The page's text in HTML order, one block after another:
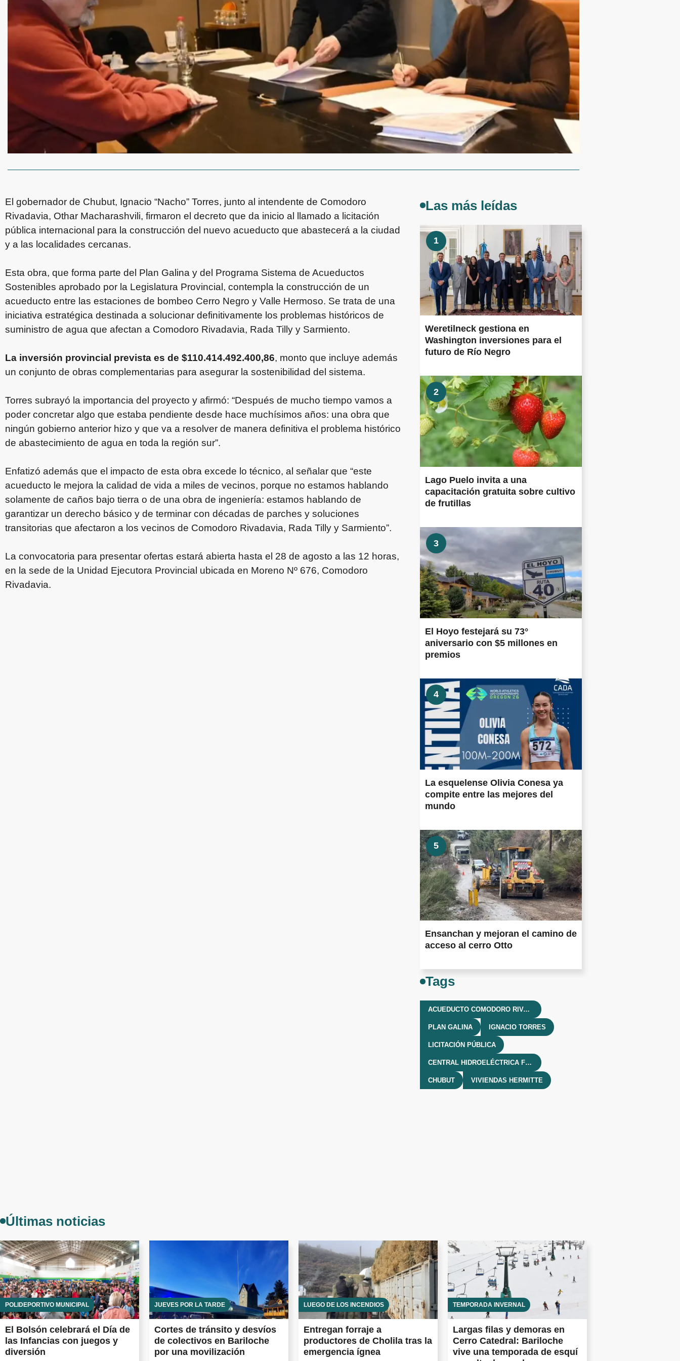
El gobernador de Chubut, Ignacio “Nacho” Torres, junto al intendente de Comodoro
Rivadavia, Othar Macharashvili, firmaron el decreto que da inicio al llamado a licitación
pública internacional para la construcción del nuevo acueducto que abastecerá a la ciudad
y a las localidades cercanas.
Esta obra, que forma parte del Plan Galina y del Programa Sistema de Acueductos
Sostenibles aprobado por la Legislatura Provincial, contempla la construcción de un
acueducto entre las estaciones de bombeo Cerro Negro y Valle Hermoso. Se trata de una
iniciativa estratégica destinada a solucionar definitivamente los problemas históricos de
suministro de agua que afectan a Comodoro Rivadavia, Rada Tilly y Sarmiento.
La inversión provincial prevista es de $110.414.492.400,86, monto que incluye además
un conjunto de obras complementarias para asegurar la sostenibilidad del sistema.
Torres subrayó la importancia del proyecto y afirmó: “Después de mucho tiempo vamos a
poder concretar algo que estaba pendiente desde hace muchísimos años: una obra que
ningún gobierno anterior hizo y que va a resolver de manera definitiva el problema histórico
de abastecimiento de agua en toda la región sur”.
Enfatizó además que el impacto de esta obra excede lo técnico, al señalar que “este
acueducto le mejora la calidad de vida a miles de vecinos, porque no estamos hablando
solamente de caños bajo tierra o de una obra de ingeniería: estamos hablando de
garantizar un derecho básico y de terminar con décadas de parches y soluciones
transitorias que afectaron a los vecinos de Comodoro Rivadavia, Rada Tilly y Sarmiento”.
La convocatoria para presentar ofertas estará abierta hasta el 28 de agosto a las 12 horas,
en la sede de la Unidad Ejecutora Provincial ubicada en Moreno Nº 676, Comodoro
Rivadavia.
Las más leídas
1
Weretilneck gestiona en
Washington inversiones para el
futuro de Río Negro
2
Lago Puelo invita a una
capacitación gratuita sobre cultivo
de frutillas
3
El Hoyo festejará su 73°
aniversario con $5 millones en
premios
4
La esquelense Olivia Conesa ya
compite entre las mejores del
mundo
5
Ensanchan y mejoran el camino de
acceso al cerro Otto
Tags
ACUEDUCTO COMODORO RIVADAVIA
PLAN GALINA IGNACIO TORRES
LICITACIÓN PÚBLICA
CENTRAL HIDROELÉCTRICA FUTALEUFÚ
CHUBUT VIVIENDAS HERMITTE
Últimas noticias
POLIDEPORTIVO MUNICIPAL
El Bolsón celebrará el Día de
las Infancias con juegos y
diversión
JUEVES POR LA TARDE
Cortes de tránsito y desvíos
de colectivos en Bariloche
por una movilización
LUEGO DE LOS INCENDIOS
Entregan forraje a
productores de Cholila tras la
emergencia ígnea
TEMPORADA INVERNAL
Largas filas y demoras en
Cerro Catedral: Bariloche
vive una temporada de esquí